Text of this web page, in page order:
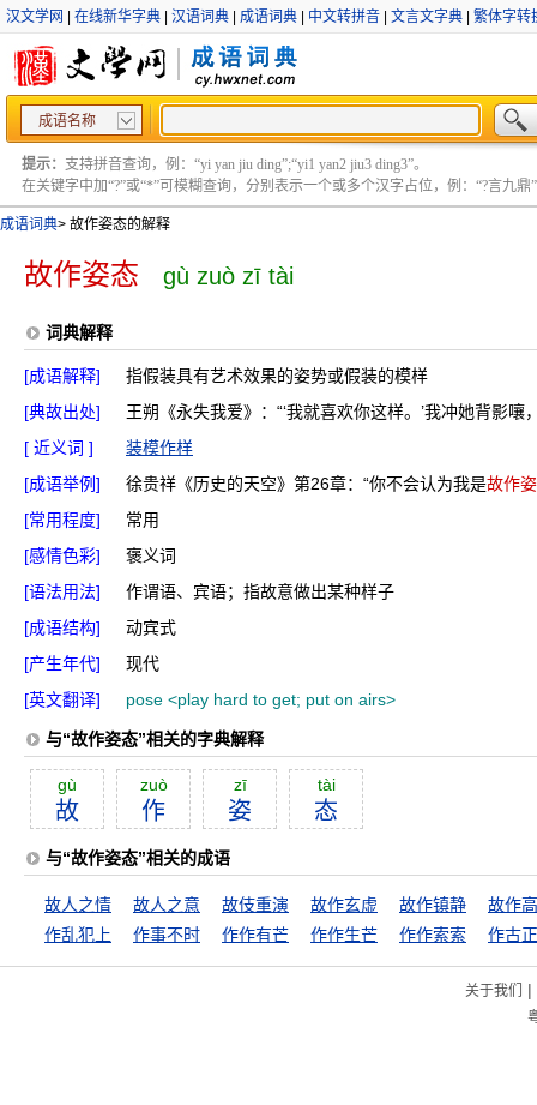
汉文学网 在线新华字典 汉语词典 成语词典 中文转拼音 文言文字典 繁体字转
成语名称
提示： 支持拼音查询，例：“yi yan jiu ding”;“yi1 yan2 jiu3 ding3”。
在关键字中加“?”或“*”可模糊查询，分别表示一个或多个汉字占位，例：“?言九鼎”
成语词典> 故作姿态的解释
故作姿态 gù zuò zī tài
词典解释
[成语解释]
指假装具有艺术效果的姿势或假装的模样
[典故出处]
王朔《永失我爱》：“‘我就喜欢你这样。’我冲她背影嚷
[ 近义词 ]
装模作样
[成语举例]
徐贵祥《历史的天空》第26章：“你不会认为我是故作
[常用程度]
常用
[感情色彩]
褒义词
[语法用法]
作谓语、宾语；指故意做出某种样子
[成语结构]
动宾式
[产生年代]
现代
[英文翻译]
pose <play hard to get; put on airs>
与“故作姿态”相关的字典解释
gù
故
zuò
作
zī
姿
tài
态
与“故作姿态”相关的成语
故人之情 故人之意 故伎重演 故作玄虚 故作镇静
故作
作乱犯上
作事不时 作作有芒 作作生芒 作作索索 作古
关于我们 |